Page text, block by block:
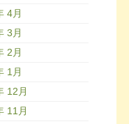
4月
3月
2月
1月
12月
11月